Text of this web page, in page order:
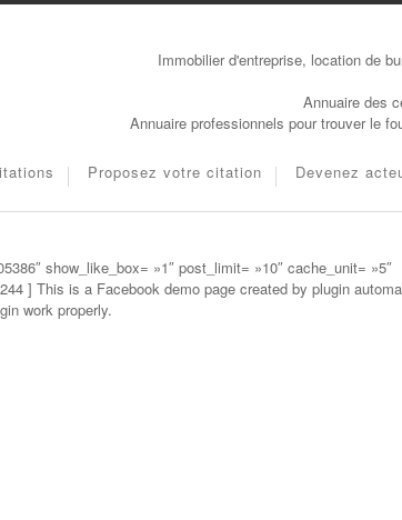
Immobilier d'entreprise, location de
Annuaire des
Annuaire professionnels pour trouver le
Proposez votre citation Devenez
show_like_box= »1″ post_limit= »10″ cache_unit= »5″
] This is a Facebook demo page created by plugin
work properly.